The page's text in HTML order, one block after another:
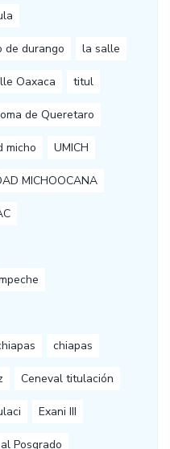
de durango la salle
Oaxaca titul
de Queretaro
micho UMICH
MICHOOCANA
chiapas
Ceneval titulación
Exani III
Posgrado